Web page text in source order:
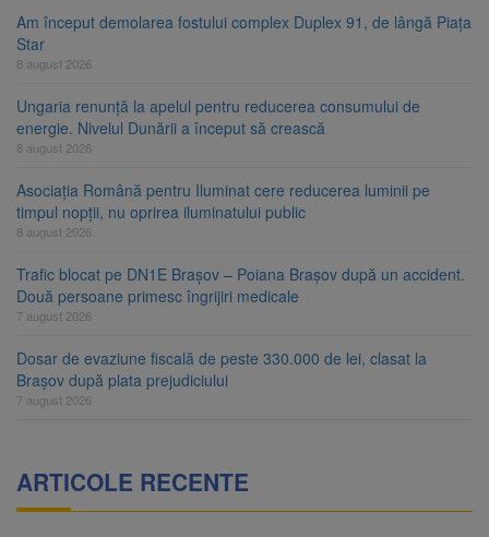
Am început demolarea fostului complex Duplex 91, de lângă Piața
Star
8 august 2026
Ungaria renunță la apelul pentru reducerea consumului de
energie. Nivelul Dunării a început să crească
8 august 2026
Asociația Română pentru Iluminat cere reducerea luminii pe
timpul nopții, nu oprirea iluminatului public
8 august 2026
Trafic blocat pe DN1E Brașov – Poiana Brașov după un accident.
Două persoane primesc îngrijiri medicale
7 august 2026
Dosar de evaziune fiscală de peste 330.000 de lei, clasat la
Brașov după plata prejudiciului
7 august 2026
ARTICOLE RECENTE